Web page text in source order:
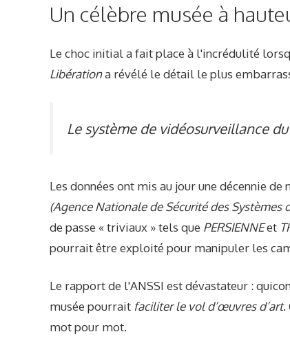
Un célèbre musée à
Le choc initial a fait place à l'incrédulité
Libérationa révélé le détail le plus
Le système de vidéosurveillance
Les données ont mis au jour une décennie
(Agence Nationale de Sécurité des Systèmes
de passe « triviaux » tels que PERSIENNEet
pourrait être exploité pour manipuler les
Le rapport de l'ANSSI est dévastateur :
musée pourrait faciliter le vol d’œuvres d’art.
mot pour mot.